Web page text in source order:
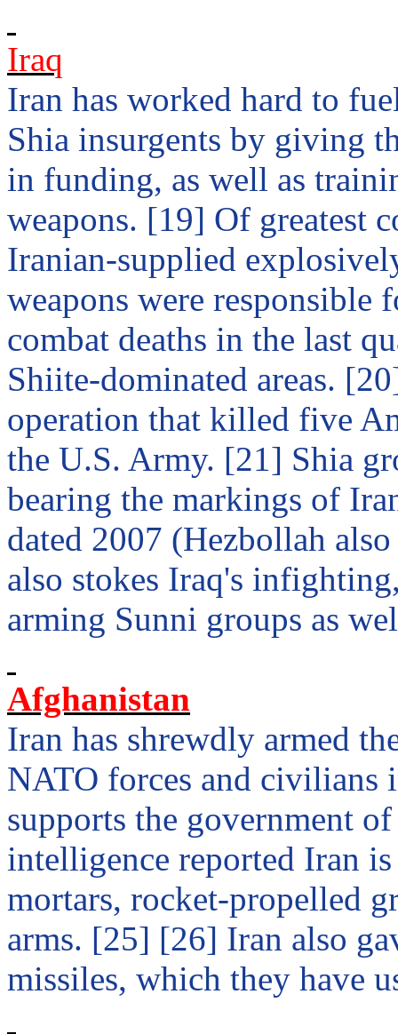
Iraq
Iran has worked hard to
Shia insurgents by giving
in funding, as well as
weapons. [19] Of greatest
Iranian-supplied
weapons were responsible
combat deaths in the last
Shiite-dominated areas.
operation that killed five
the U.S. Army. [21] Shia
bearing the markings of
dated 2007 (Hezbollah
also stokes Iraq's
arming Sunni groups as
Afghanistan
Iran has shrewdly armed
NATO forces and civilians
supports the government
intelligence reported Iran
mortars, rocket-propelled
arms. [25] [26] Iran also
missiles, which they have